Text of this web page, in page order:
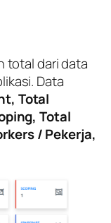
total dari data
Data
Total
Total
/ Pekerja,